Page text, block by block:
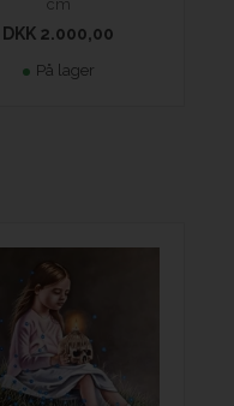
cm
DKK 2.000,00
På lager